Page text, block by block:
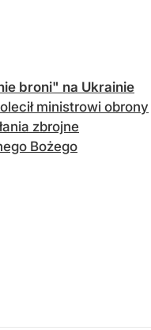
broni" na Ukrainie
ministrowi obrony
zbrojne
Bożego